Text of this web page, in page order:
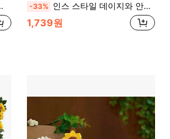
-33% 인스 스타일 데이지와 안개꽃 인조 꽃다발, 식탁, 거실 장식, 사진 촬영, 어머니의 날, 발렌타인데이, 생일, 졸업, 웨딩 시즌, DIY 홈 데코, 2/10/16/20/24개
1,739원